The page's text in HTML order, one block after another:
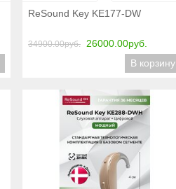
Подробнее
ReSound Key KE177-DW
34900.00руб.
26000.00руб.
В корзину